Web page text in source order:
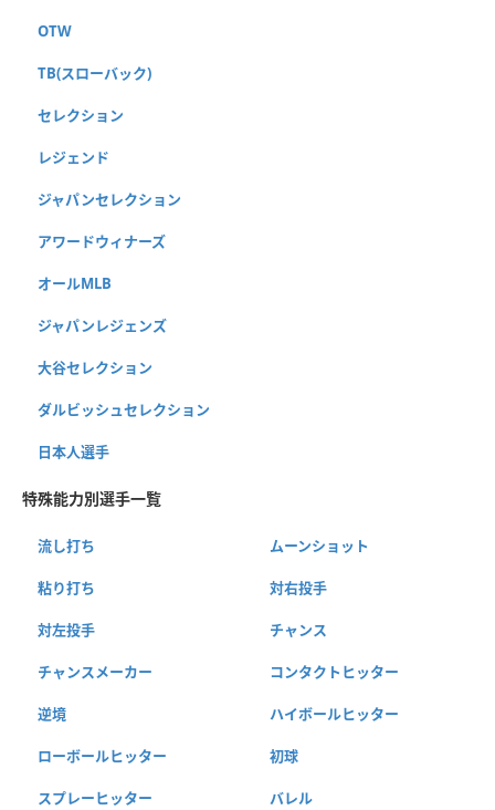
OTW
TB(スローバック)
セレクション
レジェンド
ジャパンセレクション
アワードウィナーズ
オールMLB
ジャパンレジェンズ
大谷セレクション
ダルビッシュセレクション
日本人選手
特殊能力別選手一覧
流し打ち ムーンショット
粘り打ち 対右投手
対左投手 チャンス
チャンスメーカー コンタクトヒッター
逆境 ハイボールヒッター
ローボールヒッター 初球
スプレーヒッター バレル